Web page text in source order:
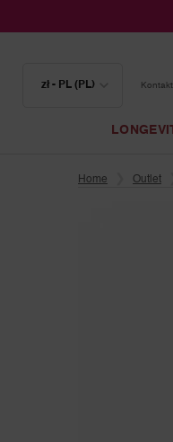
zł - PL (PL) Kontakt
Home
Outlet